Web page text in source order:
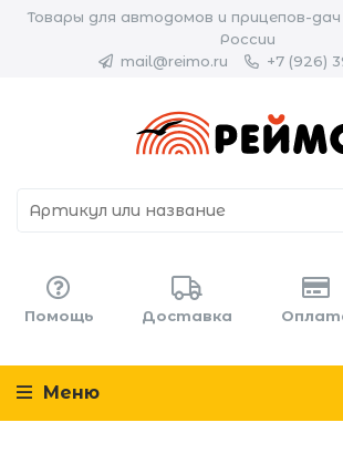
Товары для автодомов и прицепов-
России
mail@reimo.ru
+7 (926)
Помощь Доставка
Меню